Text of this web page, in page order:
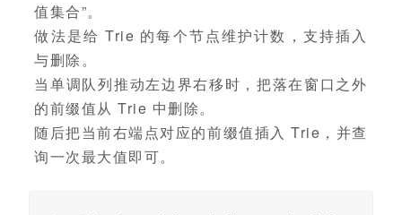
值集合”。
做法是给 Trie 的每个节点维护计数，支持插入
与删除。
当单调队列推动左边界右移时，把落在窗口之外
的前缀值从 Trie 中删除。
随后把当前右端点对应的前缀值插入 Trie，并查
询一次最大值即可。